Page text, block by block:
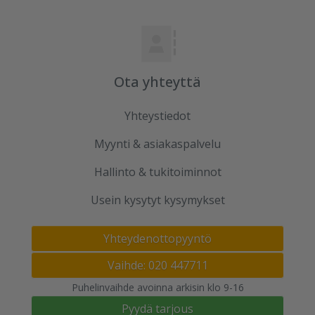
Ota yhteyttä
Yhteystiedot
Myynti & asiakaspalvelu
Hallinto & tukitoiminnot
Usein kysytyt kysymykset
Yhteydenottopyyntö
Vaihde: 020 447711
Puhelinvaihde avoinna arkisin klo 9-16
Pyydä tarjous